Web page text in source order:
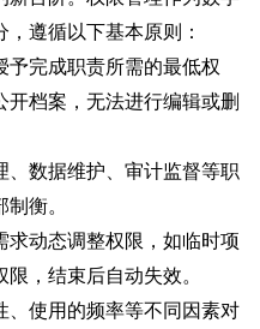
遵循以下基本原则：
予完成职责所需的最低权
开档案，无法进行编辑或删
、数据维护、审计监督等职
衡。
求动态调整权限，如临时项
，结束后自动失效。
、使用的频率等不同因素对